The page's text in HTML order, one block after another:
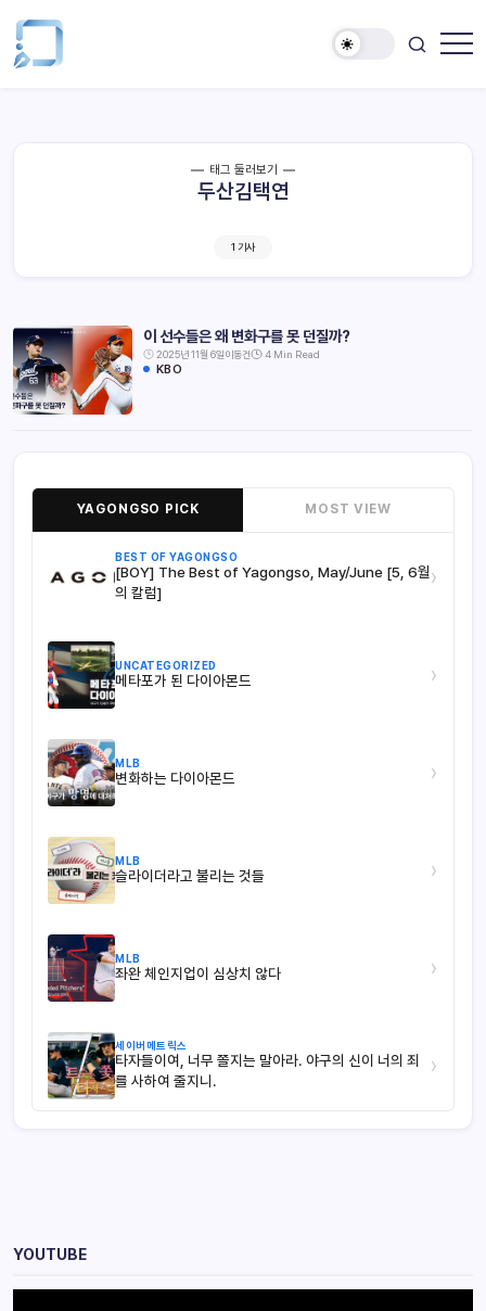
태그 둘러보기
두산김택연
1 기사
이 선수들은 왜 변화구를 못 던질까?
2025년 11월 6일이동건 4 Min Read
KBO
YAGONGSO PICK MOST VIEW
BEST OF YAGONGSO
[BOY] The Best of Yagongso, May/June [5, 6월
의 칼럼]
›
UNCATEGORIZED
메타포가 된 다이아몬드 ›
MLB
변화하는 다이아몬드 ›
MLB
슬라이더라고 불리는 것들 ›
MLB
좌완 체인지업이 심상치 않다 ›
세이버메트릭스
타자들이여, 너무 쫄지는 말아라. 야구의 신이 너의 죄
를 사하여 줄지니.
›
YOUTUBE